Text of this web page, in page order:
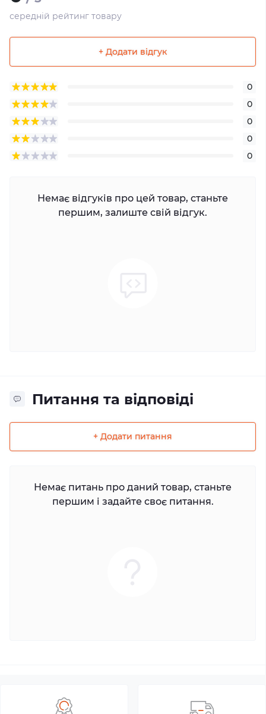
середній рейтинг товару
+ Додати відгук
0
0
0
0
0
Немає відгуків про цей товар, станьте
першим, залиште свій відгук.
Питання та відповіді
+ Додати питання
Немає питань про даний товар, станьте
першим і задайте своє питання.